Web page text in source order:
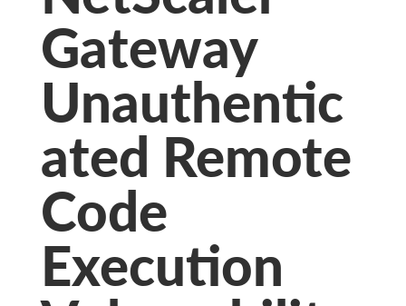
Gateway
Unauthentic
ated Remote
Code
Execution